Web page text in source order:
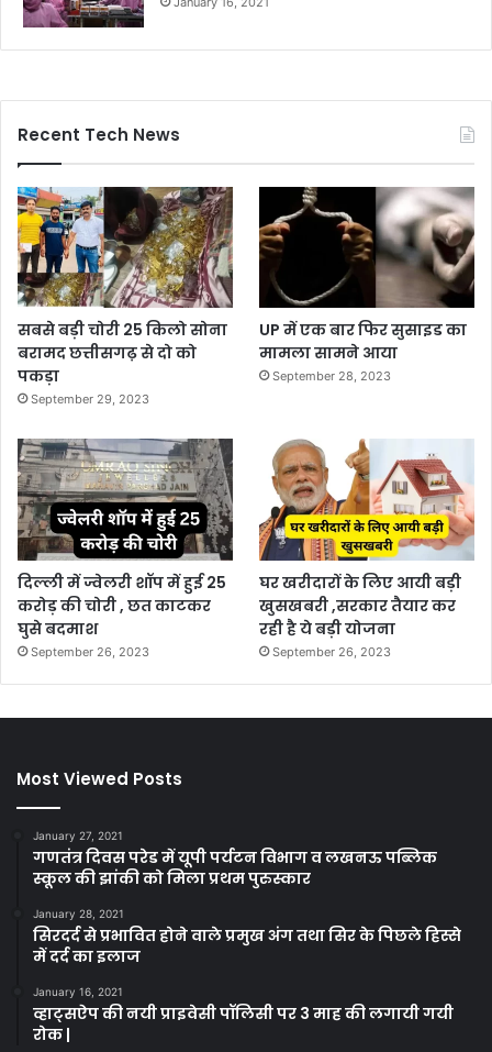
Recent Tech News
सबसे बड़ी चोरी 25 किलो सोना
बरामद छत्तीसगढ़ से दो को
पकड़ा
September 29, 2023
UP में एक बार फिर सुसाइड का
मामला सामने आया
September 28, 2023
दिल्ली में ज्वेलरी शॉप में हुई 25
करोड़ की चोरी , छत काटकर
घुसे बदमाश
September 26, 2023
घर खरीदारों के लिए आयी बड़ी
खुसखबरी ,सरकार तैयार कर
रही है ये बड़ी योजना
September 26, 2023
Most Viewed Posts
January 27, 2021
गणतंत्र दिवस परेड में यूपी पर्यटन विभाग व लखनऊ पब्लिक
स्कूल की झांकी को मिला प्रथम पुरुस्कार
January 28, 2021
सिरदर्द से प्रभावित होने वाले प्रमुख अंग तथा सिर के पिछले हिस्से
में दर्द का इलाज
January 16, 2021
व्हाट्सऐप की नयी प्राइवेसी पॉलिसी पर 3 माह की लगायी गयी
रोक |